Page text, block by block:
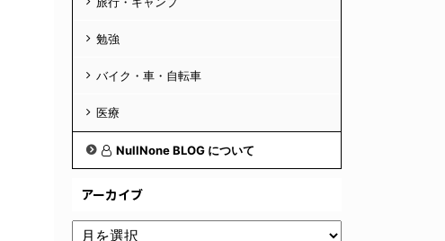
勉強
バイク・車・自転車
医療
NullNone BLOG について
アーカイブ